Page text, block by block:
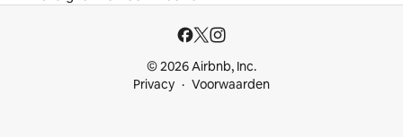
© 2026 Airbnb, Inc.
Privacy
Voorwaarden